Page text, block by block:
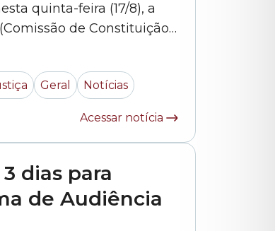
quinta-feira (17/8), a
de Constituição,
autoria dele. Na prática,
Geral Notícias
Acessar notícia
dias para
de Audiência